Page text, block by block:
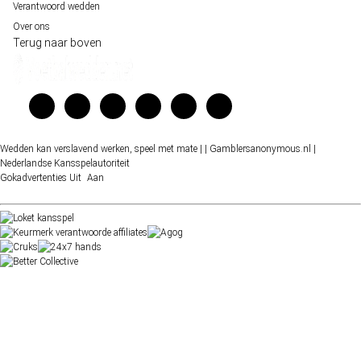
Verantwoord wedden
Over ons
Terug naar boven
Wedden kan verslavend werken, speel met mate | | Gamblersanonymous.nl
Nederlandse Kansspelautoriteit
Gokadvertenties Uit Aan